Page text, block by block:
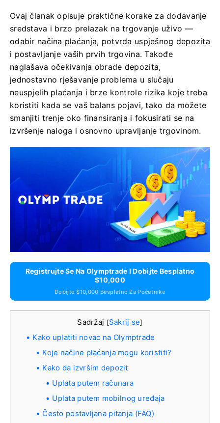
Ovaj članak opisuje praktične korake za dodavanje
sredstava i brzo prelazak na trgovanje uživo —
odabir načina plaćanja, potvrda uspješnog depozita
i postavljanje vaših prvih trgovina. Takođe
naglašava očekivanja obrade depozita,
jednostavno rješavanje problema u slučaju
neuspjelih plaćanja i brze kontrole rizika koje treba
koristiti kada se vaš balans pojavi, tako da možete
smanjiti trenje oko finansiranja i fokusirati se na
izvršenje naloga i osnovno upravljanje trgovinom.
Registrujte Se Na Olymptrade I Dobijte Besplatno
$10,000
Dobijte $10,000 Besplatno Za Početnike
Sadržaj [Sakrij se]
Kako uplatiti novac na Olymptrade
Koje načine plaćanja mogu koristiti?
Kako da izvršim depozit
Uplata putem računara
Uplata putem mobilnog uređaja
Često postavljana pitanja (FAQ)